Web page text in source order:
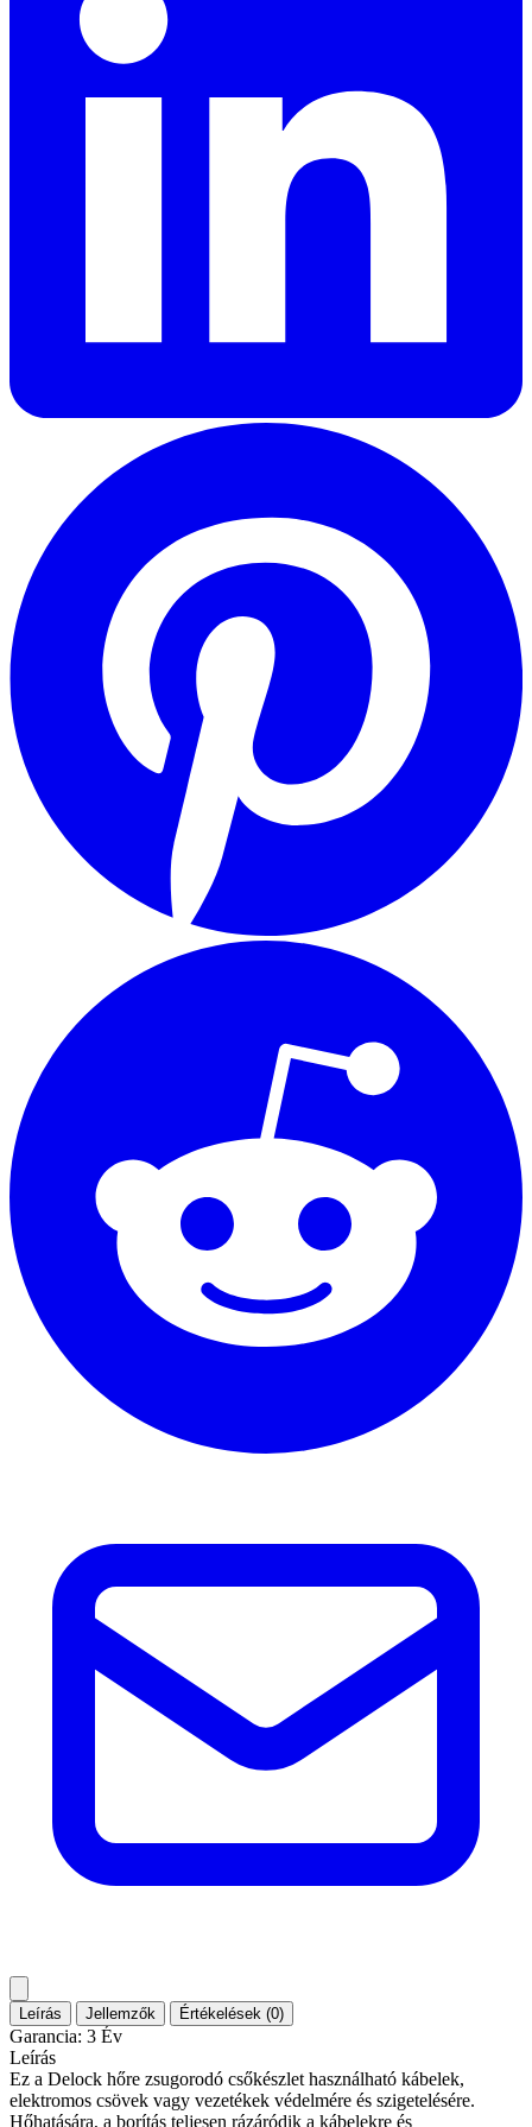
Leírás Jellemzők Értékelések (0)
Garancia: 3 Év
Leírás
Ez a Delock hőre zsugorodó csőkészlet használható kábelek,
elektromos csövek vagy vezetékek védelmére és szigetelésére.
Hőhatására, a borítás teljesen rázáródik a kábelekre és